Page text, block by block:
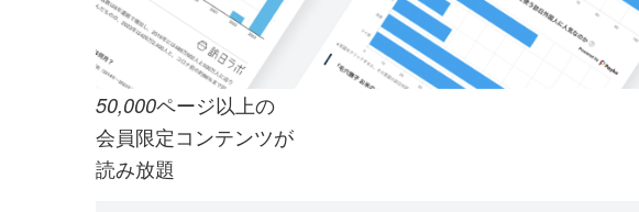
50,000ページ以上の
会員限定コンテンツが
読み放題